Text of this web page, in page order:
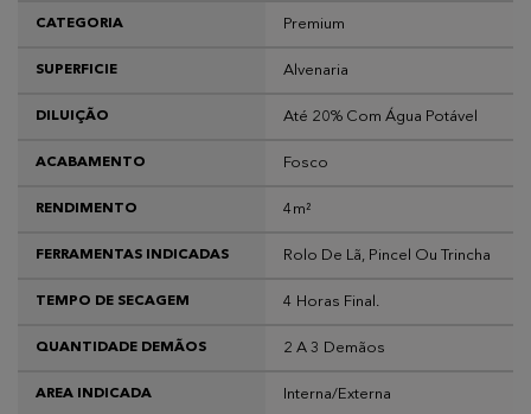
CATEGORIA Premium
SUPERFICIE Alvenaria
DILUIÇÃO Até 20% Com Água Potável
ACABAMENTO Fosco
RENDIMENTO 4m²
FERRAMENTAS INDICADAS Rolo De Lã, Pincel Ou Trincha
TEMPO DE SECAGEM 4 Horas Final.
QUANTIDADE DEMÃOS 2 A 3 Demãos
AREA INDICADA Interna/Externa